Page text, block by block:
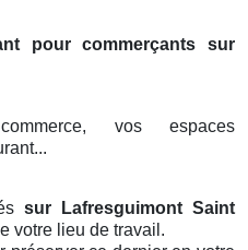
pour commerçants sur
vos espaces
sur Lafresguimont Saint
votre lieu de travail.